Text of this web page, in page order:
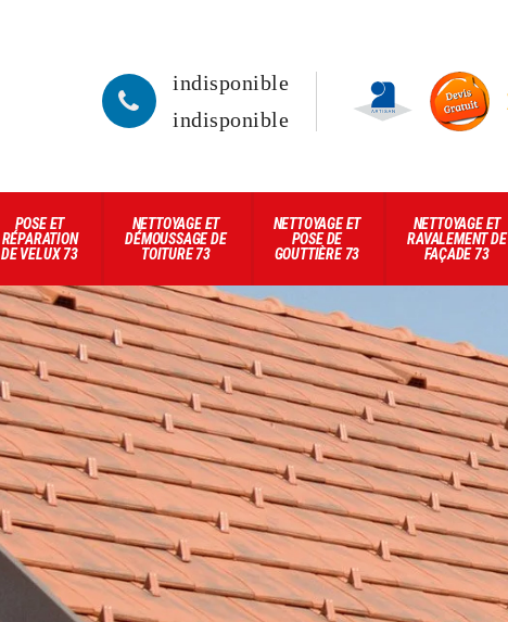
indisponible
indisponible
POSE ET
RÉPARATION
DE VELUX 73
NETTOYAGE ET
DÉMOUSSAGE DE
TOITURE 73
NETTOYAGE ET
POSE DE
GOUTTIÈRE 73
NETTOYAGE ET
RAVALEMENT DE
FAÇADE 73